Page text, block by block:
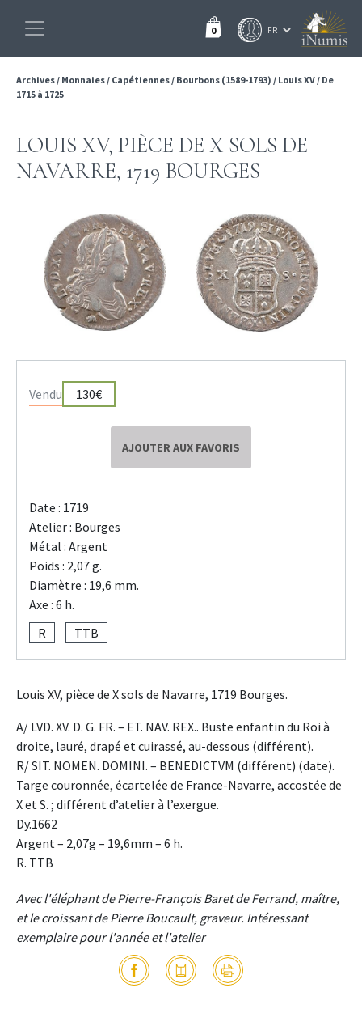
0
Archives/ Monnaies/ Capétiennes/ Bourbons (1589-1793) / Louis XV/ De
1715 à 1725
LOUIS XV, PIÈCE DE X SOLS DE
NAVARRE, 1719 BOURGES
Vendu 130€
AJOUTER AUX FAVORIS
Date : 1719
Atelier : Bourges
Métal : Argent
Poids : 2,07 g.
Diamètre : 19,6 mm.
Axe : 6 h.
R
TTB
Louis XV, pièce de X sols de Navarre, 1719 Bourges.
A/ LVD. XV. D. G. FR. – ET. NAV. REX.. Buste enfantin du Roi à
droite, lauré, drapé et cuirassé, au-dessous (différent).
R/ SIT. NOMEN. DOMINI. – BENEDICTVM (différent) (date).
Targe couronnée, écartelée de France-Navarre, accostée de
X et S. ; différent d’atelier à l’exergue.
Dy.1662
Argent – 2,07g – 19,6mm – 6 h.
R. TTB
Avec l'éléphant de Pierre-François Baret de Ferrand, maître,
et le croissant de Pierre Boucault, graveur. Intéressant
exemplaire pour l'année et l'atelier